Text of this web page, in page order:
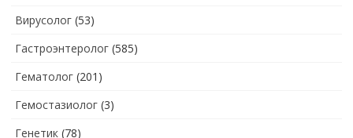
Вирусолог (53)
Гастроэнтеролог (585)
Гематолог (201)
Гемостазиолог (3)
Генетик (78)